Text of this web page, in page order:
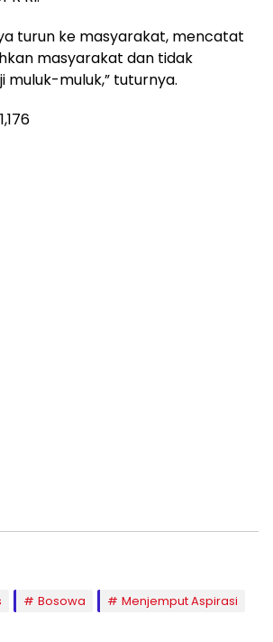
turun ke masyarakat, mencatat
masyarakat dan tidak
muluk-muluk,” tuturnya.
1,176